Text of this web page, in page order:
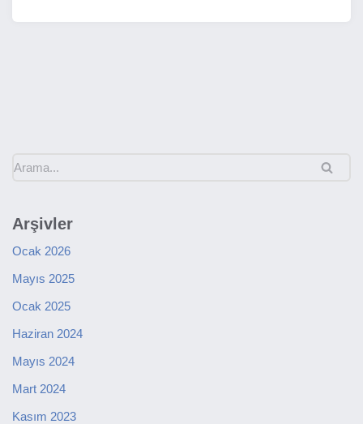
Arşivler
Ocak 2026
Mayıs 2025
Ocak 2025
Haziran 2024
Mayıs 2024
Mart 2024
Kasım 2023